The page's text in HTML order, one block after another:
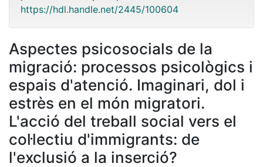
https://hdl.handle.net/2445/100604
Aspectes psicosocials de la
migració: processos psicològics i
espais d'atenció. Imaginari, dol i
estrès en el món migratori.
L'acció del treball social vers el
col·lectiu d'immigrants: de
l'exclusió a la inserció?